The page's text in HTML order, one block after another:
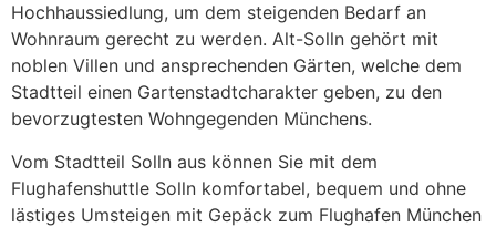
Hochhaussiedlung, um dem steigenden Bedarf an
Wohnraum gerecht zu werden. Alt-Solln gehört mit
noblen Villen und ansprechenden Gärten, welche dem
Stadtteil einen Gartenstadtcharakter geben, zu den
bevorzugtesten Wohngegenden Münchens.
Vom Stadtteil Solln aus können Sie mit dem
Flughafenshuttle Solln komfortabel, bequem und ohne
lästiges Umsteigen mit Gepäck zum Flughafen München